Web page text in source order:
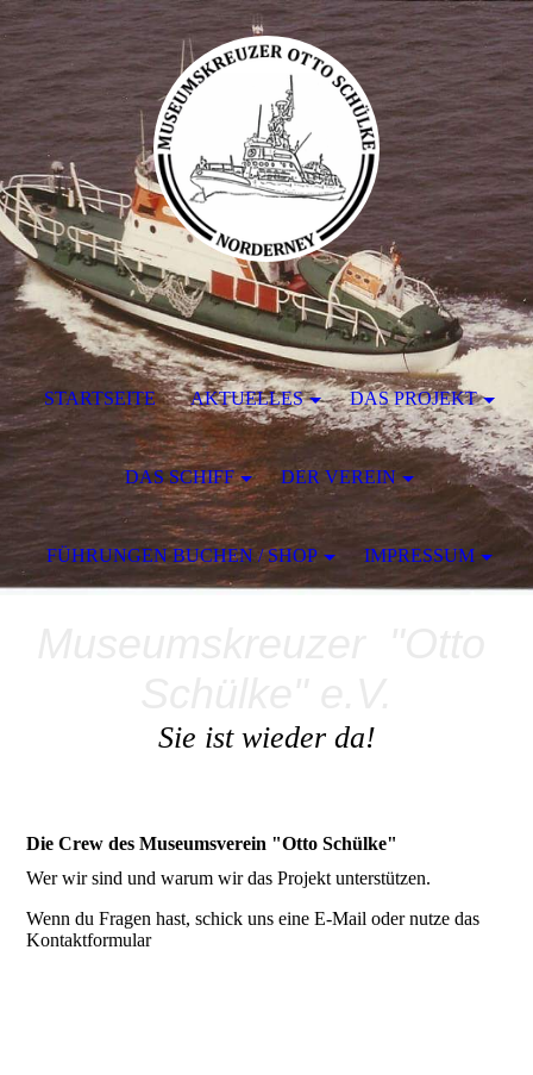
Sie ist wieder da!
Die Crew des Museumsverein "Otto Schülke"
Wer wir sind und warum wir das Projekt unterstützen.
Wenn du Fragen hast, schick uns eine E-Mail oder nutze das
Kontaktformular
STARTSEITE AKTUELLES DAS PROJEKT
DAS SCHIFF DER VEREIN
FÜHRUNGEN BUCHEN / SHOP IMPRESSUM